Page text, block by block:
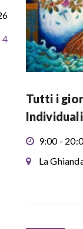
Tutti i
9:00 -
La
4